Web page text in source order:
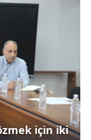
için iki